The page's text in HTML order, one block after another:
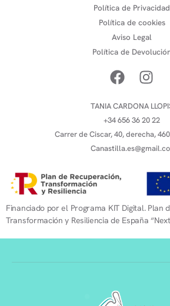
Política de Privacidad
Política de cookies
Aviso Legal
Política de
TANIA CARDONA
+34 656 36 20 22
Carrer de Ciscar, 40, derecha,
Financiado por el Programa KIT Digital. Plan
Transformación y Resiliencia de España